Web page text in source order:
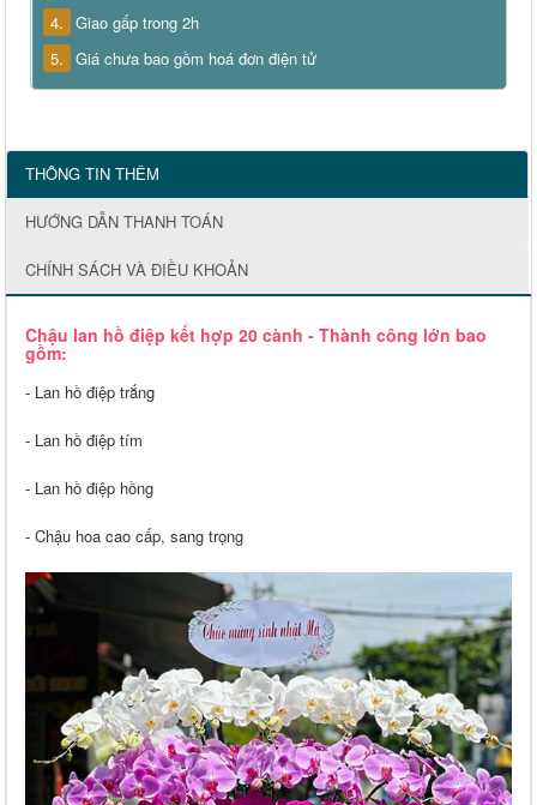
4. Giao gấp trong 2h
5. Giá chưa bao gồm hoá đơn điện tử
THÔNG TIN THÊM
HƯỚNG DẪN THANH TOÁN
CHÍNH SÁCH VÀ ĐIỀU KHOẢN
Chậu lan hồ điệp kết hợp 20 cành - Thành công lớn bao
gồm:
- Lan hồ điệp trắng
- Lan hồ điệp tím
- Lan hồ điệp hồng
- Chậu hoa cao cấp, sang trọng